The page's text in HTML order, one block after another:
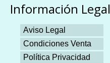
Información Legal
Aviso Legal
Condiciones Venta
Política Privacidad